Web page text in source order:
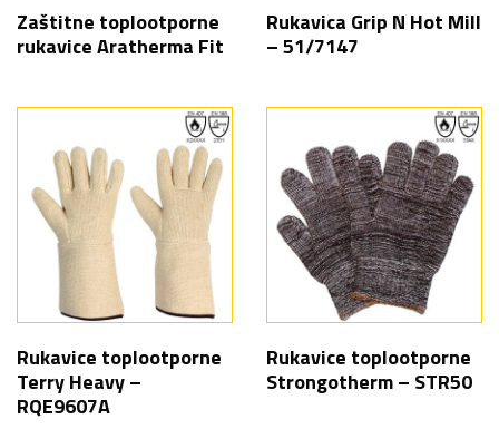
Zaštitne toplootporne
rukavice Aratherma Fit
Rukavica Grip N Hot Mill
– 51/7147
Rukavice toplootporne
Terry Heavy –
RQE9607A
Rukavice toplootporne
Strongotherm – STR50